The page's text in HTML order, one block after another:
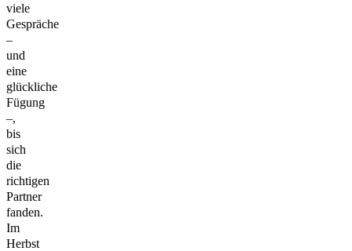
viele
Gespräche
–
und
eine
glückliche
Fügung
–,
bis
sich
die
richtigen
Partner
fanden.
Im
Herbst